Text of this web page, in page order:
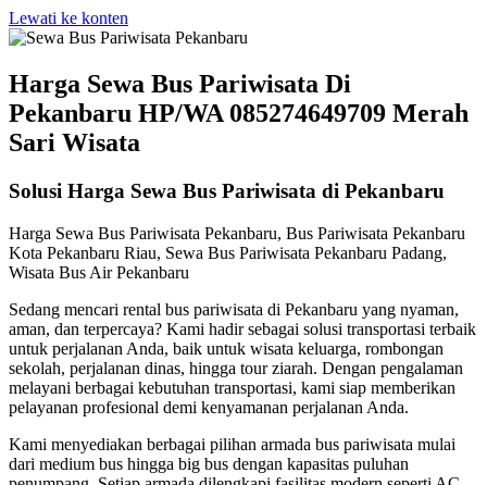
Lewati ke konten
Harga Sewa Bus Pariwisata Di
Pekanbaru HP/WA 085274649709 Merah
Sari Wisata
Solusi Harga Sewa Bus Pariwisata di Pekanbaru
Harga Sewa Bus Pariwisata Pekanbaru, Bus Pariwisata Pekanbaru
Kota Pekanbaru Riau, Sewa Bus Pariwisata Pekanbaru Padang,
Wisata Bus Air Pekanbaru
Sedang mencari rental bus pariwisata di Pekanbaru yang nyaman,
aman, dan terpercaya? Kami hadir sebagai solusi transportasi terbaik
untuk perjalanan Anda, baik untuk wisata keluarga, rombongan
sekolah, perjalanan dinas, hingga tour ziarah. Dengan pengalaman
melayani berbagai kebutuhan transportasi, kami siap memberikan
pelayanan profesional demi kenyamanan perjalanan Anda.
Kami menyediakan berbagai pilihan armada bus pariwisata mulai
dari medium bus hingga big bus dengan kapasitas puluhan